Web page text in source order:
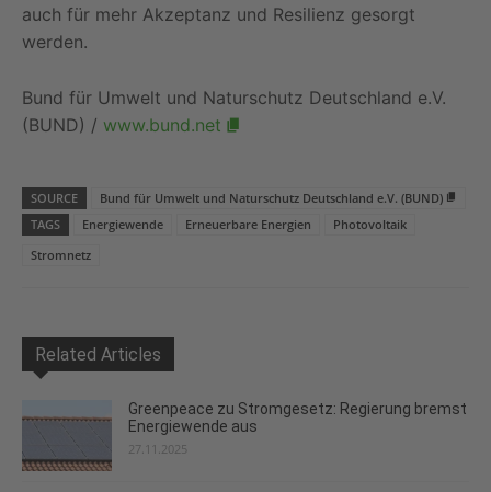
auch für mehr Akzeptanz und Resilienz gesorgt
werden.
Bund für Umwelt und Naturschutz Deutschland e.V.
(BUND) / www.bund.net
SOURCE
Bund für Umwelt und Naturschutz Deutschland e.V. (BUND)
TAGS
Energiewende Erneuerbare Energien
Photovoltaik
Stromnetz
Related Articles
Greenpeace zu Stromgesetz: Regierung bremst
Energiewende aus
27.11.2025